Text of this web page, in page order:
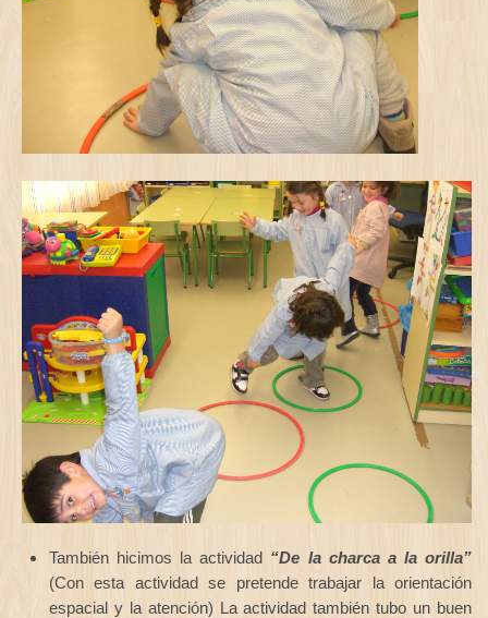
También hicimos la actividad “De la charca a la orilla”
(Con esta actividad se pretende trabajar la orientación
espacial y la atención) La actividad también tubo un buen